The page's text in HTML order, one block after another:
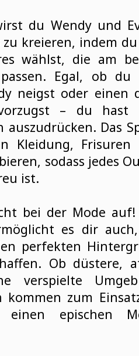
du Wendy und
kreieren, indem
wählst, die am
Egal, ob
neigst oder einen
– du hast
auszudrücken. Das
Kleidung, Frisuren
sodass jedes
ist.
bei der Mode auf!
es dir
perfekten
Ob düstere,
verspielte
kommen zum
epischen